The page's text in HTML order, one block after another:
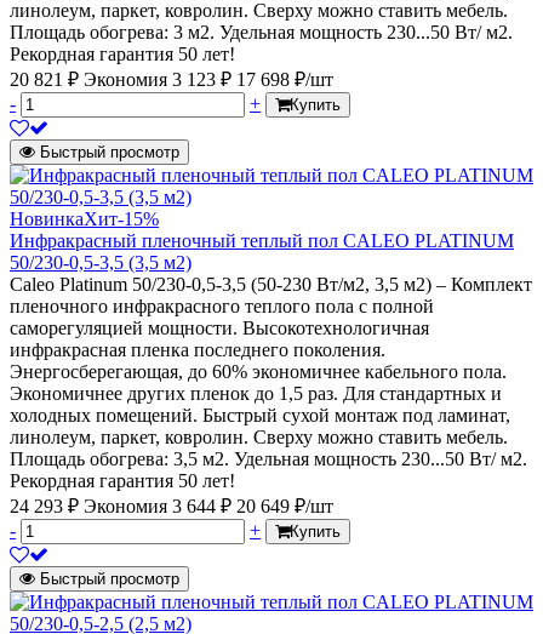
линолеум, паркет, ковролин. Сверху можно ставить мебель.
Площадь обогрева: 3 м2. Удельная мощность 230...50 Вт/ м2.
Рекордная гарантия 50 лет!
20 821 ₽ Экономия 3 123 ₽ 17 698 ₽/шт
-
+ Купить
Быстрый просмотр
НовинкаХит-15%
Инфракрасный пленочный теплый пол CALEO PLATINUM
50/230-0,5-3,5 (3,5 м2)
Caleo Platinum 50/230-0,5-3,5 (50-230 Вт/м2, 3,5 м2) – Комплект
пленочного инфракрасного теплого пола с полной
саморегуляцией мощности. Высокотехнологичная
инфракрасная пленка последнего поколения.
Энергосберегающая, до 60% экономичнее кабельного пола.
Экономичнее других пленок до 1,5 раз. Для стандартных и
холодных помещений. Быстрый сухой монтаж под ламинат,
линолеум, паркет, ковролин. Сверху можно ставить мебель.
Площадь обогрева: 3,5 м2. Удельная мощность 230...50 Вт/ м2.
Рекордная гарантия 50 лет!
24 293 ₽ Экономия 3 644 ₽ 20 649 ₽/шт
-
+ Купить
Быстрый просмотр